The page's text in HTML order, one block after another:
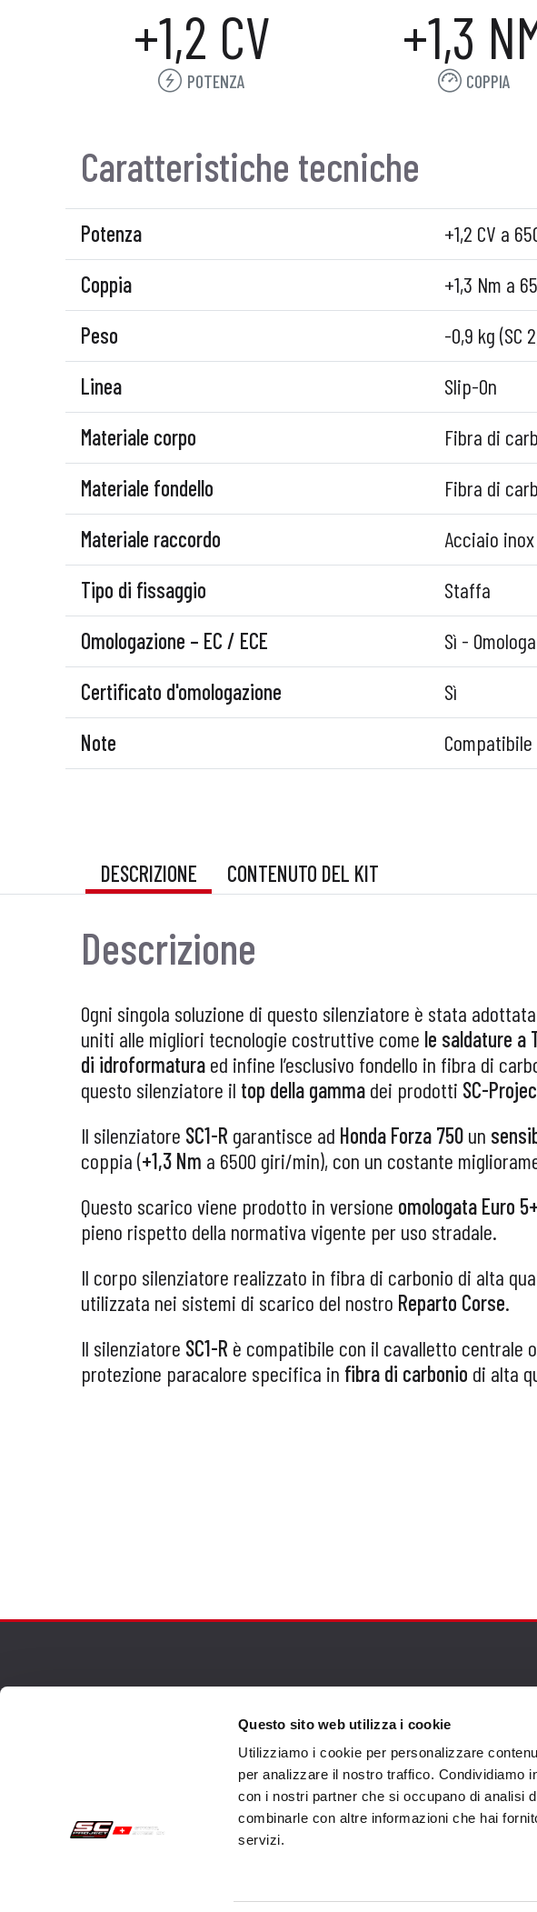
Questo sito web utilizza i cookie
Utilizziamo i cookie per personalizzare
per analizzare il nostro traffico. Condividiamo
con i nostri partner che si occupano di analisi
combinarle con altre informazioni che hai
servizi.
+1,2 CV
POTENZA
+1,3
COPPIA
Caratteristiche tecniche
Potenza
+1,2 CV a
Coppia
+1,3 Nm a
Peso
-0,9 kg (SC
Linea
Slip-On
Materiale corpo
Fibra di
Materiale fondello
Fibra di
Materiale raccordo
Acciaio
Tipo di fissaggio
Staffa
Omologazione – EC / ECE
Sì -
Certificato d'omologazione
Sì
Note
DESCRIZIONE CONTENUTO DEL KIT
Descrizione
Ogni singola soluzione di questo silenziatore è stata
uniti alle migliori tecnologie costruttive come le saldature a
di idroformaturaed infine l’esclusivo fondello in fibra di
questo silenziatore il top della gammadei prodotti SC-
Il silenziatore SC1-R garantisce ad Honda Forza 750un
coppia (+1,3 Nm a 6500 giri/min), con un costante
Questo scarico viene prodotto in versione omologata Euro 5+
pieno rispetto della normativa vigente per uso stradale.
Il corpo silenziatore realizzato in fibra di carbonio di alta
utilizzata nei sistemi di scarico del nostro Reparto Corse.
Il silenziatore SC1-R è compatibile con il cavalletto centrale
protezione paracalore specifica in fibra di carbonio di alta
Condizioni generali di vendita
Servizio clienti